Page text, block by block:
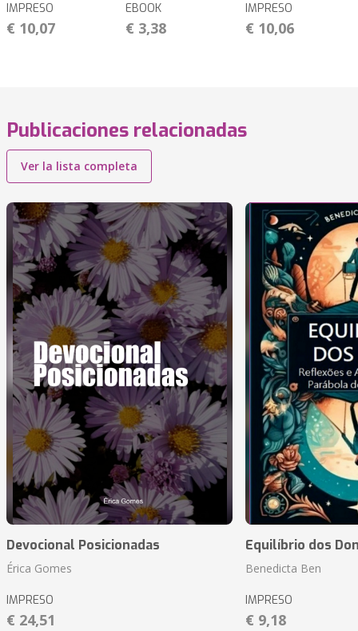
IMPRESO
€ 10,07
EBOOK
€ 3,38
IMPRESO
€ 10,06
Publicaciones relacionadas
Ver la lista completa
Devocional Posicionadas
Érica Gomes
IMPRESO
€ 24,51
Equilíbrio dos
Benedicta Ben
IMPRESO
€ 9,18